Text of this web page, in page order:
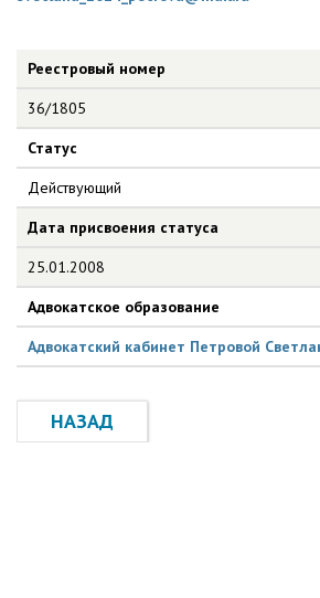
Реестровый номер
36/1805
Статус
Действующий
Дата присвоения статуса
25.01.2008
Адвокатское образование
Адвокатский кабинет Петровой
НАЗАД